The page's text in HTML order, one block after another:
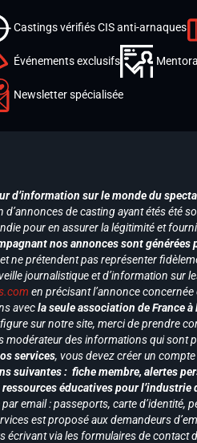
Castings vérifiés CIS anti-arnaques
Événements exclusifs
Newsletter spécialisée
d’information sur le monde du
de casting ayant étés été
pour en assurer la légitimité et
nos annonces sont
ne prétendent pas représenter
journalistique et d’information
en précisant l’annonce
avecla seule association de France
sur notre site, merci de prendre
modérateur des informations qui sont
services, vous devez créer un
suivantes : fiche membre, alertes
éducatives pour l’industrie
email : passeports, carte d’identité,
est proposé aux demandeurs
écrivant via les formulaires de contact